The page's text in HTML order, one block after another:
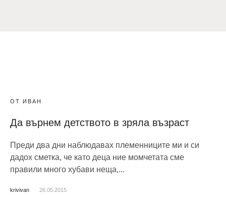
ОТ ИВАН
Да върнем детството в зряла възраст
Преди два дни наблюдавах племенниците ми и си
дадох сметка, че като деца ние момчетата сме
правили много хубави неща,...
krivivan 26.05.2015